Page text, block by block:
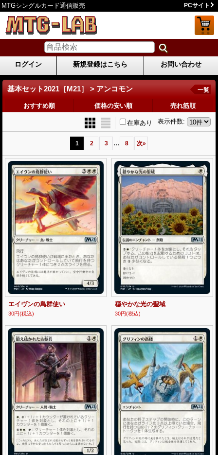
MTGシングルカード通信販売 PCサイト
ログイン 新規登録はこちら お問い合わせ
基本セット2021［M21］ > アンコモン 一覧
おすすめ順 価格の安い順 売れ筋順
表示件数:
在庫あり
1 2 3 ... 8 次»
エイヴンの鳥群使い
30円(税込)
穏やかな光の聖域
30円(税込)